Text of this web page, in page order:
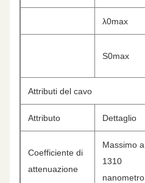
λ0max
S0max
Attributi del cavo
Attributo Dettaglio
Coefficiente di
attenuazione
Massimo a
1310
nanometro